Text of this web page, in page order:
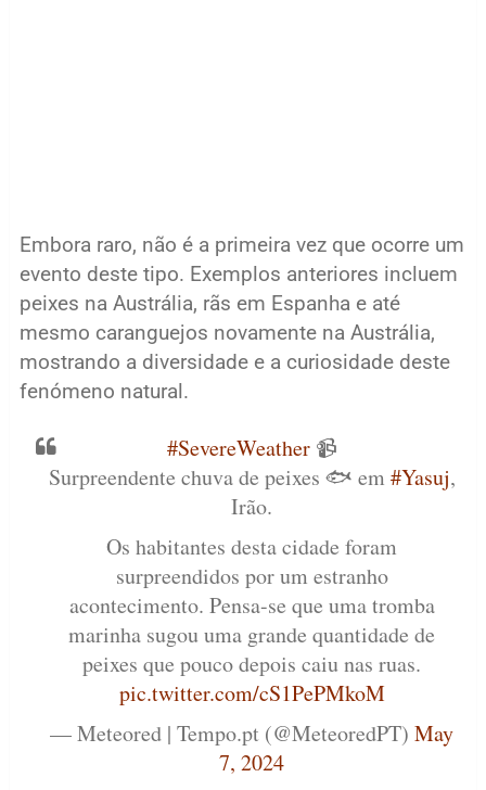
Embora raro, não é a primeira vez que ocorre um
evento deste tipo. Exemplos anteriores incluem
peixes na Austrália, rãs em Espanha e até
mesmo caranguejos novamente na Austrália,
mostrando a diversidade e a curiosidade deste
fenómeno natural.
#SevereWeather📹
Surpreendente chuva de peixes 🐟 em #Yasuj,
Irão.
Os habitantes desta cidade foram
surpreendidos por um estranho
acontecimento. Pensa-se que uma tromba
marinha sugou uma grande quantidade de
peixes que pouco depois caiu nas ruas.
pic.twitter.com/cS1PePMkoM
— Meteored | Tempo.pt (@MeteoredPT)May
7, 2024